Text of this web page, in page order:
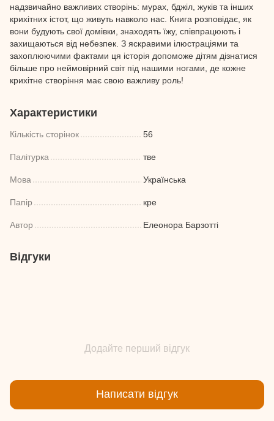
надзвичайно важливих створінь: мурах, бджіл, жуків та інших
крихітних істот, що живуть навколо нас. Книга розповідає, як
вони будують свої домівки, знаходять їжу, співпрацюють і
захищаються від небезпек. З яскравими ілюстраціями та
захоплюючими фактами ця історія допоможе дітям дізнатися
більше про неймовірний світ під нашими ногами, де кожне
крихітне створіння має свою важливу роль!
Характеристики
Кількість сторінок 56
Палітурка тве
Мова Українська
Папір кре
Автор Елеонора Барзотті
Відгуки
Додайте перший відгук
Написати відгук